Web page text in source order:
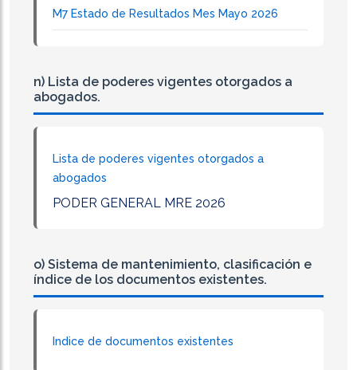
M7 Estado de Resultados Mes Mayo 2026
n) Lista de poderes vigentes otorgados a
abogados.
Lista de poderes vigentes otorgados a
abogados
PODER GENERAL MRE 2026
o) Sistema de mantenimiento, clasificación e
índice de los documentos existentes.
Indice de documentos existentes